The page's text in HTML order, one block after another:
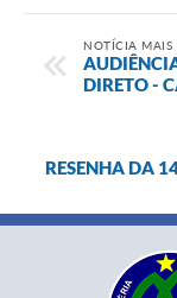
NOTÍCIA MAIS
DIRETO -
RESENHA DA